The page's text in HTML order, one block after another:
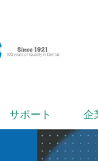
サポート 企